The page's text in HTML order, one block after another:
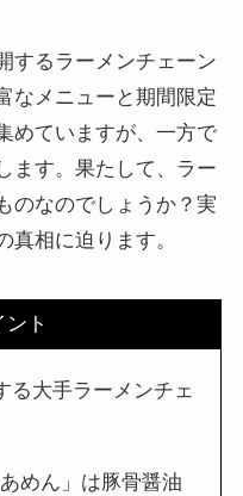
するラーメンチェーン
なメニューと期間限定
めていますが、一方で
ます。果たして、ラー
のなのでしょうか？実
真相に迫ります。
ト
る大手ラーメンチェ
めん」は豚骨醤油